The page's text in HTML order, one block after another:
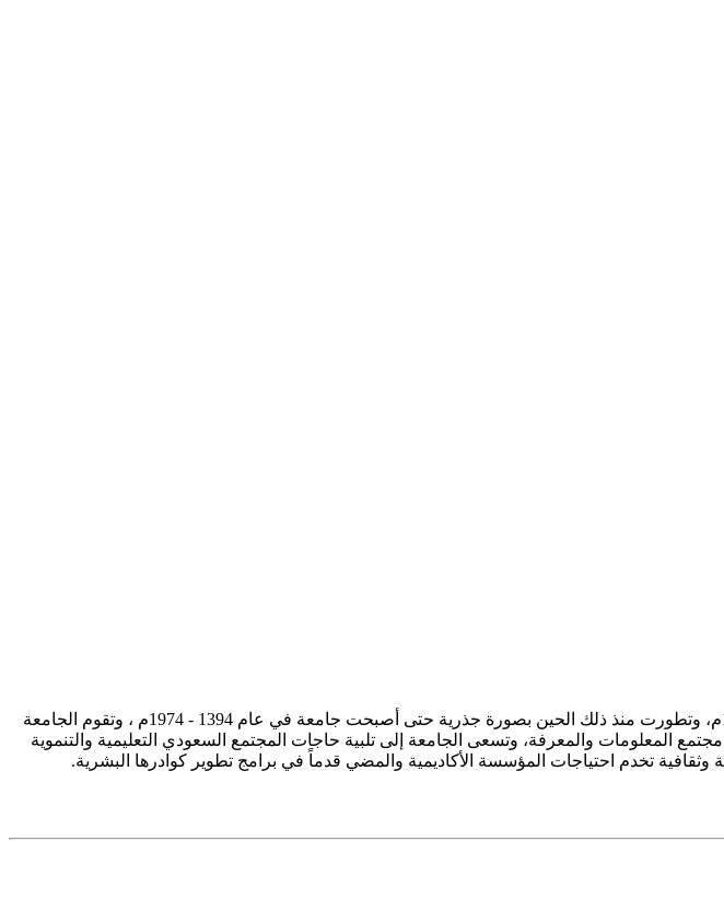
تأسست جامعة الإمام محمد بن سعود الإسلامية ممثلة في كلية الشريعة في سنة 1373هـ 1953م، وتطورت منذ ذلك الحين بصورة جذرية حتى أصبحت جامعة في عام 1394 - 1974م ، وتقوم الجامعة
المعلومات والمعرفة، وتسعى الجامعة إلى تلبية حاجات المجتمع السعودي التعليمية والتنموية
وثقافية تخدم احتياجات المؤسسة الأكاديمية والمضي قدماً في برامج تطوير كوادرها البشرية.